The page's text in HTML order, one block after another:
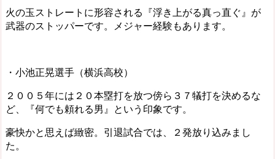
火の玉ストレートに形容される『浮き上がる真っ直ぐ』が
武器のストッパーです。メジャー経験もあります。
・小池正晃選手（横浜高校）
２００５年には２０本塁打を放つ傍ら３７犠打を決めるな
ど、『何でも頼れる男』という印象です。
豪快かと思えば緻密。引退試合では、２発放り込みまし
た。